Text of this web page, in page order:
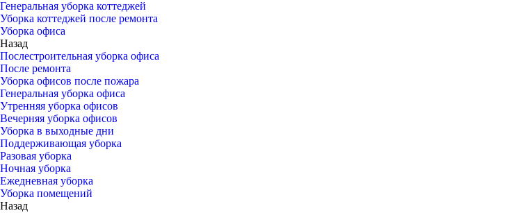
Генеральная уборка коттеджей
Уборка коттеджей после ремонта
Уборка офиса
Назад
Послестроительная уборка офиса
После ремонта
Уборка офисов после пожара
Генеральная уборка офиса
Утренняя уборка офисов
Вечерняя уборка офисов
Уборка в выходные дни
Поддерживающая уборка
Разовая уборка
Ночная уборка
Ежедневная уборка
Уборка помещений
Назад